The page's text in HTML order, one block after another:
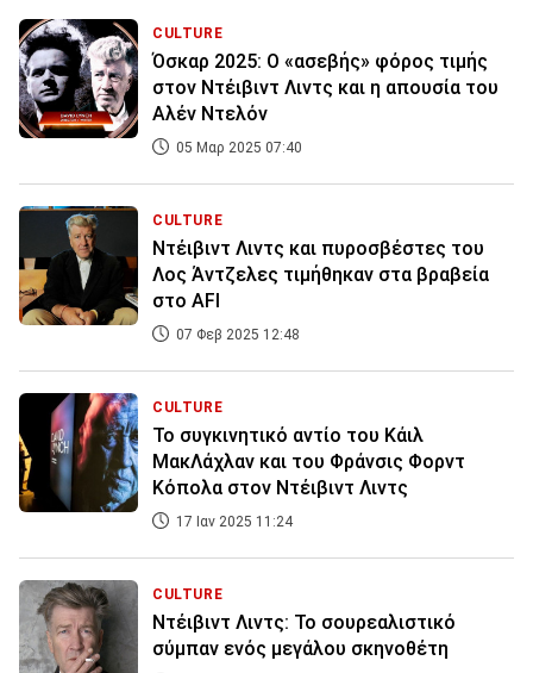
CULTURE
Όσκαρ 2025: O «ασεβής» φόρος τιμής
στον Ντέιβιντ Λιντς και η απουσία του
Αλέν Ντελόν
05 Μαρ 2025 07:40
CULTURE
Ντέιβιντ Λιντς και πυροσβέστες του
Λος Άντζελες τιμήθηκαν στα βραβεία
στο AFI
07 Φεβ 2025 12:48
CULTURE
Το συγκινητικό αντίο του Κάιλ
ΜακΛάχλαν και του Φράνσις Φορντ
Κόπολα στον Ντέιβιντ Λιντς
17 Ιαν 2025 11:24
CULTURE
Ντέιβιντ Λιντς: Το σουρεαλιστικό
σύμπαν ενός μεγάλου σκηνοθέτη